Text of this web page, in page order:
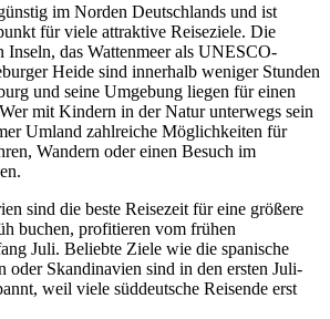
im Norden Deutschlands und ist
für viele attraktive Reiseziele. Die
Inseln, das Wattenmeer als UNESCO-
Heide sind innerhalb weniger Stunden
und seine Umgebung liegen für einen
mit Kindern in der Natur unterwegs sein
Umland zahlreiche Möglichkeiten für
Wandern oder einen Besuch im
sind die beste Reisezeit für eine größere
buchen, profitieren vom frühen
Juli. Beliebte Ziele wie die spanische
oder Skandinavien sind in den ersten Juli-
weil viele süddeutsche Reisende erst